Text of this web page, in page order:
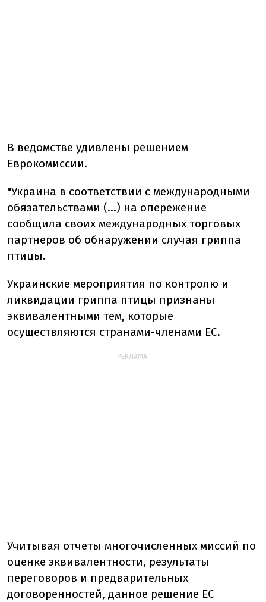
В ведомстве удивлены решением
Еврокомиссии.
"Украина в соответствии с международными
обязательствами (...) на опережение
сообщила своих международных торговых
партнеров об обнаружении случая гриппа
птицы.
Украинские мероприятия по контролю и
ликвидации гриппа птицы признаны
эквивалентными тем, которые
осуществляются странами-членами ЕС.
РЕКЛАМА:
Учитывая отчеты многочисленных миссий по
оценке эквивалентности, результаты
переговоров и предварительных
договоренностей, данное решение ЕС